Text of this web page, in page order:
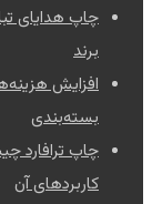
چاپ هدایای
برند
افزایش
بسته‌بندی
چاپ ترافارد
کاربردهای آن